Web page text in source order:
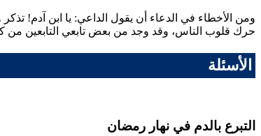
ومن الأخطاء في الدعاء أن يقول الداعي: يا ابن آدم! تذكر
حرك قلوب الناس، وقد وجد من بعض تابعي التابعين من
الأسئلة
التبرع بالدم في نهار رمضان